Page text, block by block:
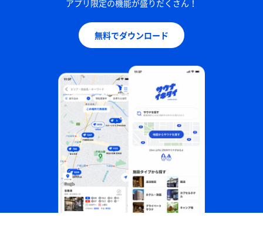
アプリ限定の機能が盛りだくさん！
無料でダウンロード